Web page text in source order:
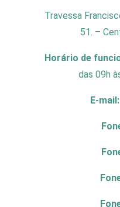
Travessa
51. –
Horário de
das 09h
E-